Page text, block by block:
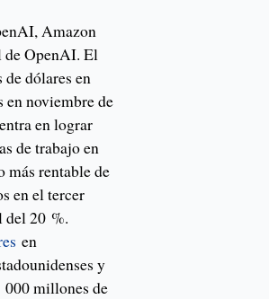
Amazon
OpenAI. El
dólares en
noviembre de
en lograr
de trabajo en
más rentable de
en el tercer
del 20 %.
en
y
000 millones de